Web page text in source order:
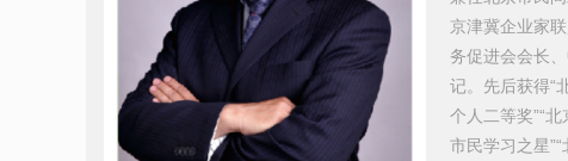
京津冀企业家
务促进会会长
记。先后获得“
个人二等奖”“
市民学习之星